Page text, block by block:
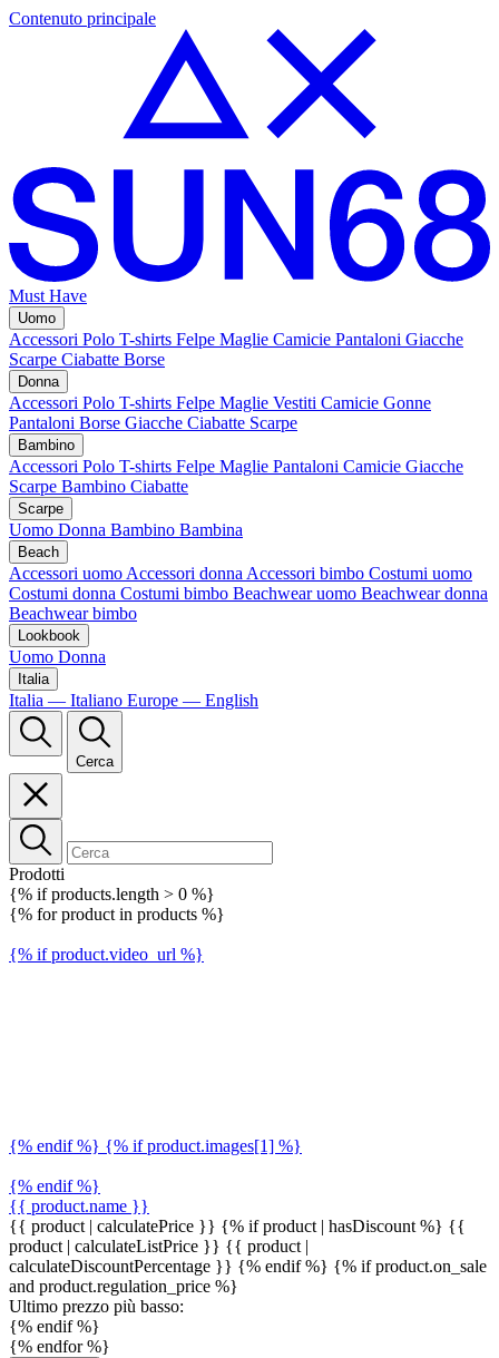
Contenuto principale
Must Have
Uomo
Accessori Polo T-shirts Felpe Maglie Camicie Pantaloni Giacche
Scarpe Ciabatte Borse
Donna
Accessori Polo T-shirts Felpe Maglie Vestiti Camicie Gonne
Pantaloni Borse Giacche Ciabatte Scarpe
Bambino
Accessori Polo T-shirts Felpe Maglie Pantaloni Camicie Giacche
Scarpe Bambino Ciabatte
Scarpe
Uomo Donna Bambino Bambina
Beach
Accessori uomo Accessori donna Accessori bimbo Costumi uomo
Costumi donna Costumi bimbo Beachwear uomo Beachwear donna
Beachwear bimbo
Lookbook
Uomo Donna
Italia
Italia — Italiano Europe — English
Cerca
Prodotti
{% if products.length > 0 %}
{% for product in products %}
{% if product.video_url %}
{% endif %} {% if product.images[1] %}
{% endif %}
{{ product.name }}
{{ product | calculatePrice }} {% if product | hasDiscount %} {{
product | calculateListPrice }} {{ product |
calculateDiscountPercentage }} {% endif %} {% if product.on_sale
and product.regulation_price %}
Ultimo prezzo più basso:
{% endif %}
{% endfor %}